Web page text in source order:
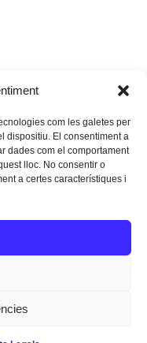
com les galetes per
dispositiu. El consentiment a
dades com el comportament
lloc. No consentir o
a certes característiques i
Twitter